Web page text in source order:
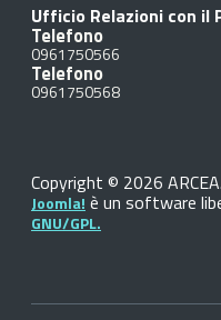
Ufficio Relazioni con il
Telefono
0961750566
Telefono
0961750568
Copyright © 2026
Joomla! è un software
GNU/GPL.